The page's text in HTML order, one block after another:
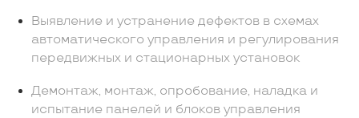
Выявление и устранение дефектов в схемах
автоматического управления и регулирования
передвижных и стационарных установок
Демонтаж, монтаж, опробование, наладка и
испытание панелей и блоков управления